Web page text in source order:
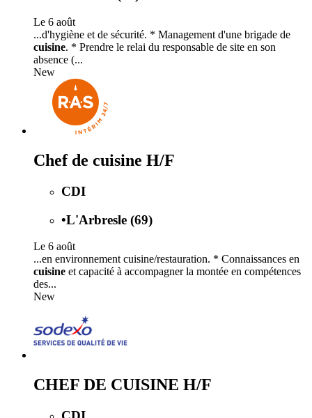
Le 6 août
...d'hygiène et de sécurité. * Management d'une brigade de
cuisine. * Prendre le relai du responsable de site en son
absence (...
New
Chef de cuisine H/F
CDI
•L'Arbresle (69)
Le 6 août
...en environnement cuisine/restauration. * Connaissances en
cuisine et capacité à accompagner la montée en compétences
des...
New
CHEF DE CUISINE H/F